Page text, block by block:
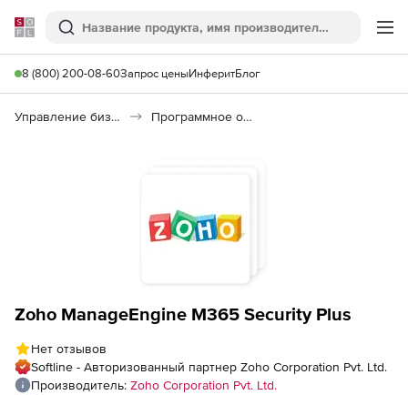
Softline
Поиск
8 (800) 200-08-60Запрос ценыИнферитБлог
Управление бизнесом, CRM/ERP Программное обеспечение для ведения дел
Zoho ManageEngine M365 Security Plus
Нет отзывов
Softline - Авторизованный партнер Zoho Corporation Pvt. Ltd.
Производитель: Zoho Corporation Pvt. Ltd.